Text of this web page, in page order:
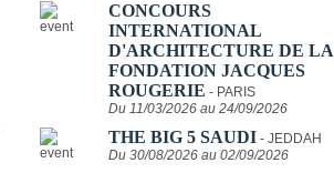
CONCOURS
INTERNATIONAL
D'ARCHITECTURE DE LA
FONDATION JACQUES
ROUGERIE - PARIS
Du 11/03/2026 au 24/09/2026
THE BIG 5 SAUDI - JEDDAH
Du 30/08/2026 au 02/09/2026